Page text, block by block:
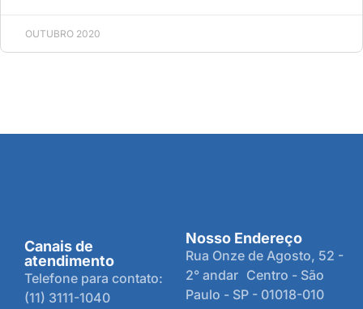
OUTUBRO 2020
Canais de
atendimento
Telefone para contato:
(11) 3111-1040
Nosso Endereço
Rua Onze de Agosto, 52 -
2° andar Centro - São
Paulo - SP - 01018-010